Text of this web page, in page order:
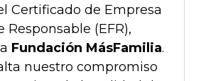
Certificado de Empresa
(EFR),
Fundación MásFamilia.
nuestro compromiso